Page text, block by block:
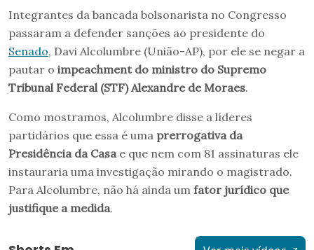
Integrantes da bancada bolsonarista no Congresso
passaram a defender sanções ao presidente do
Senado, Davi Alcolumbre (União-AP), por ele se negar a
pautar o impeachment do ministro do Supremo
Tribunal Federal (STF) Alexandre de Moraes.
Como mostramos, Alcolumbre disse a líderes
partidários que essa é uma prerrogativa da
Presidência da Casae que nem com 81 assinaturas ele
instauraria uma investigação mirando o magistrado.
Para Alcolumbre, não há ainda um fator jurídico que
justifique a medida.